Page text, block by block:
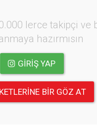
lerce takipçi ve
hazırmısın
GIRIŞ YAP
BIR GÖZ AT